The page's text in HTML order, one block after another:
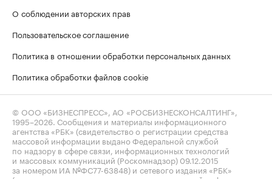
О соблюдении авторских прав
Пользовательское соглашение
Политика в отношении обработки персональных данных
Политика обработки файлов cookie
© ООО «БИЗНЕСПРЕСС», АО «РОСБИЗНЕСКОНСАЛТИНГ»,
1995–2026. Сообщения и материалы информационного
агентства «РБК» (свидетельство о регистрации средства
массовой информации выдано Федеральной службой
по надзору в сфере связи, информационных технологий
и массовых коммуникаций (Роскомнадзор) 09.12.2015
за номером ИА №ФС77-63848) и сетевого издания «РБК»